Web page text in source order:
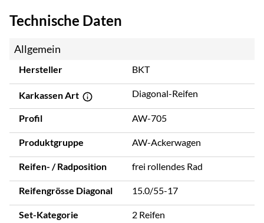
Technische Daten
Allgemein
Hersteller BKT
Karkassen Art Diagonal-Reifen
Profil AW-705
Produktgruppe AW-Ackerwagen
Reifen- / Radposition frei rollendes Rad
Reifengrösse Diagonal 15.0/55-17
Set-Kategorie 2 Reifen